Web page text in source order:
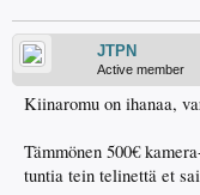
JTPN
Active member
Kiinaromu on ihanaa,
Tämmönen 500€
tuntia tein telinettä et